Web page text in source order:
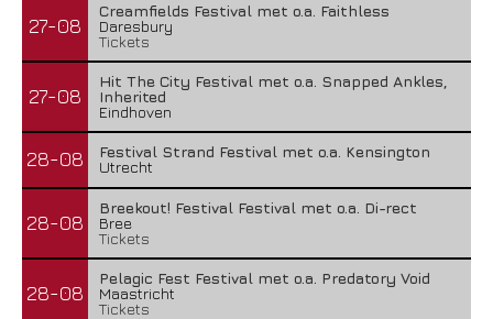
27-08
Creamfields Festival met o.a. Faithless
Daresbury
Tickets
27-08
Hit The City Festival met o.a. Snapped Ankles,
Inherited
Eindhoven
28-08
Festival Strand Festival met o.a. Kensington
Utrecht
28-08
Breekout! Festival Festival met o.a. Di-rect
Bree
Tickets
28-08
Pelagic Fest Festival met o.a. Predatory Void
Maastricht
Tickets